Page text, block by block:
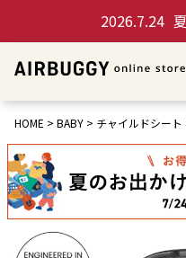
2026.7.24
HOME BABY チャイルドシート